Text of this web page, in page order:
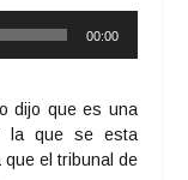
00:00
dijo que es una
la que se esta
el tribunal de